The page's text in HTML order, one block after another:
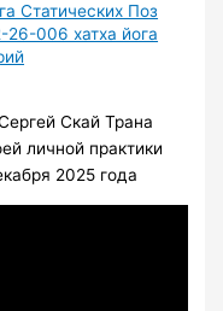
Статических Поз
26-006 хатха йога
Скай Трана
личной практики
2025 года